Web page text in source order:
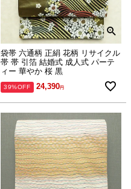
袋帯 六通柄 正絹 花柄 リサイクル
帯 帯 引箔 結婚式 成人式 パーテ
ィー 華やか 桜 黒
39%OFF 24,390